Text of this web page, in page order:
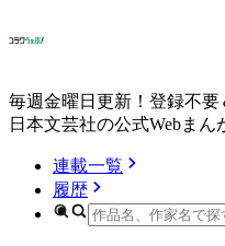
毎週金曜日更新！登録不要
日本文芸社の公式Webまん
連載一覧
履歴